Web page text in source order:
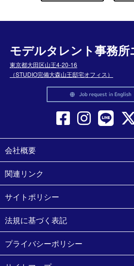
モデルタレント事務所
東京都大田区山王4-20-16
（STUDIO完備大森山王邸宅オフィス）
会社概要
関連リンク
サイトポリシー
法規に基づく表記
プライバシーポリシー